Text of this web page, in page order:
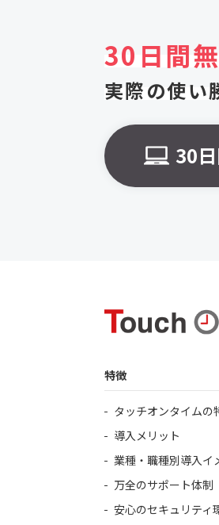
30日間
実際の使い
30
特徴
タッチオンタイムの
導入メリット
業種・職種別導入イ
万全のサポート体制
安心のセキュリティ